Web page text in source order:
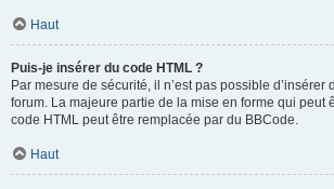
Haut
Puis-je insérer du code HTML ?
Par mesure de sécurité, il n’est pas possible d’insérer
forum. La majeure partie de la mise en forme qui peut
code HTML peut être remplacée par du BBCode.
Haut